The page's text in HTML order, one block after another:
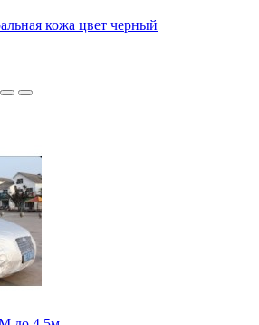
кожа цвет черный